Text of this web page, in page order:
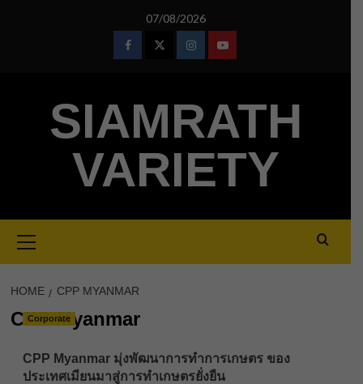
07/08/2026
FacebookTwitterInstagramYoutube
SIAMRATH
VARIETY
Menu
HOME CPP MYANMAR
CPP Myanmar
Corporate
CPP Myanmar มุ่งพัฒนาการทำการเกษตร ของ
ประเทศเมียนมาสู่การทำเกษตรยั่งยืน